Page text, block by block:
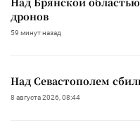
дронов
59 минут назад
Над Севастополем
8 августа 2026, 08:44